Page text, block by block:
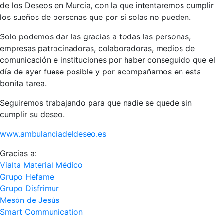
de los Deseos en Murcia, con la que intentaremos cumplir
los sueños de personas que por si solas no pueden.
Solo podemos dar las gracias a todas las personas,
empresas patrocinadoras, colaboradoras, medios de
comunicación e instituciones por haber conseguido que el
día de ayer fuese posible y por acompañarnos en esta
bonita tarea.
Seguiremos trabajando para que nadie se quede sin
cumplir su deseo.
www.ambulanciadeldeseo.es
Gracias a:
Vialta Material Médico
Grupo Hefame
Grupo Disfrimur
Mesón de Jesús
Smart Communication